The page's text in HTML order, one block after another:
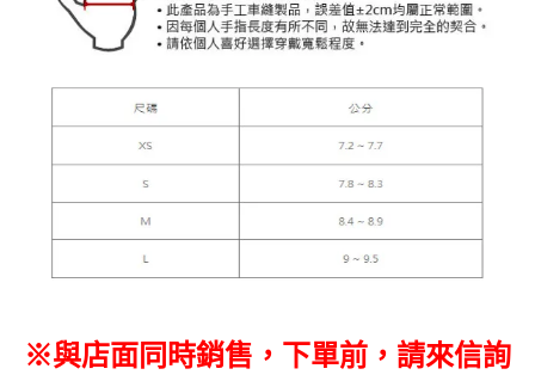
※與店面同時銷售，下單前，請來信詢